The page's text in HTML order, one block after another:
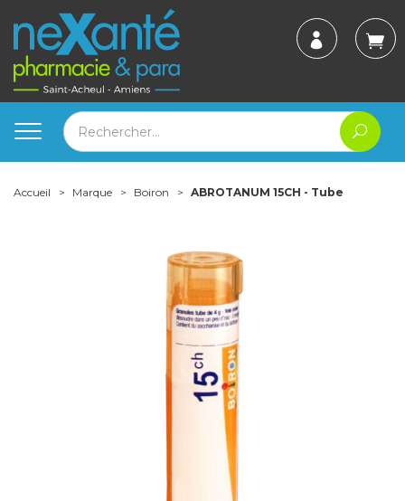
Accueil Marque Boiron ABROTANUM 15CH - Tube